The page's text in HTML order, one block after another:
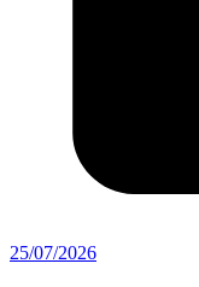
25/07/2026